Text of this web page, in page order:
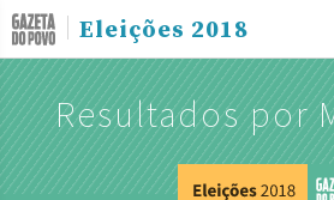
Eleições 2018
Resultados por